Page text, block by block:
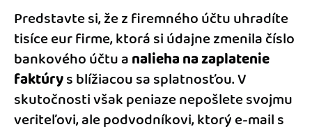
Predstavte si, že z firemného účtu uhradíte
tisíce eur firme, ktorá si údajne zmenila číslo
bankového účtu analieha na zaplatenie
faktúrys blížiacou sa splatnosťou. V
skutočnosti však peniaze nepošlete svojmu
veriteľovi, ale podvodníkovi, ktorý e-mail s